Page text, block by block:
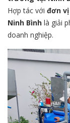
Hợp tác với đơn
Ninh Bình là giải
doanh nghiệp.